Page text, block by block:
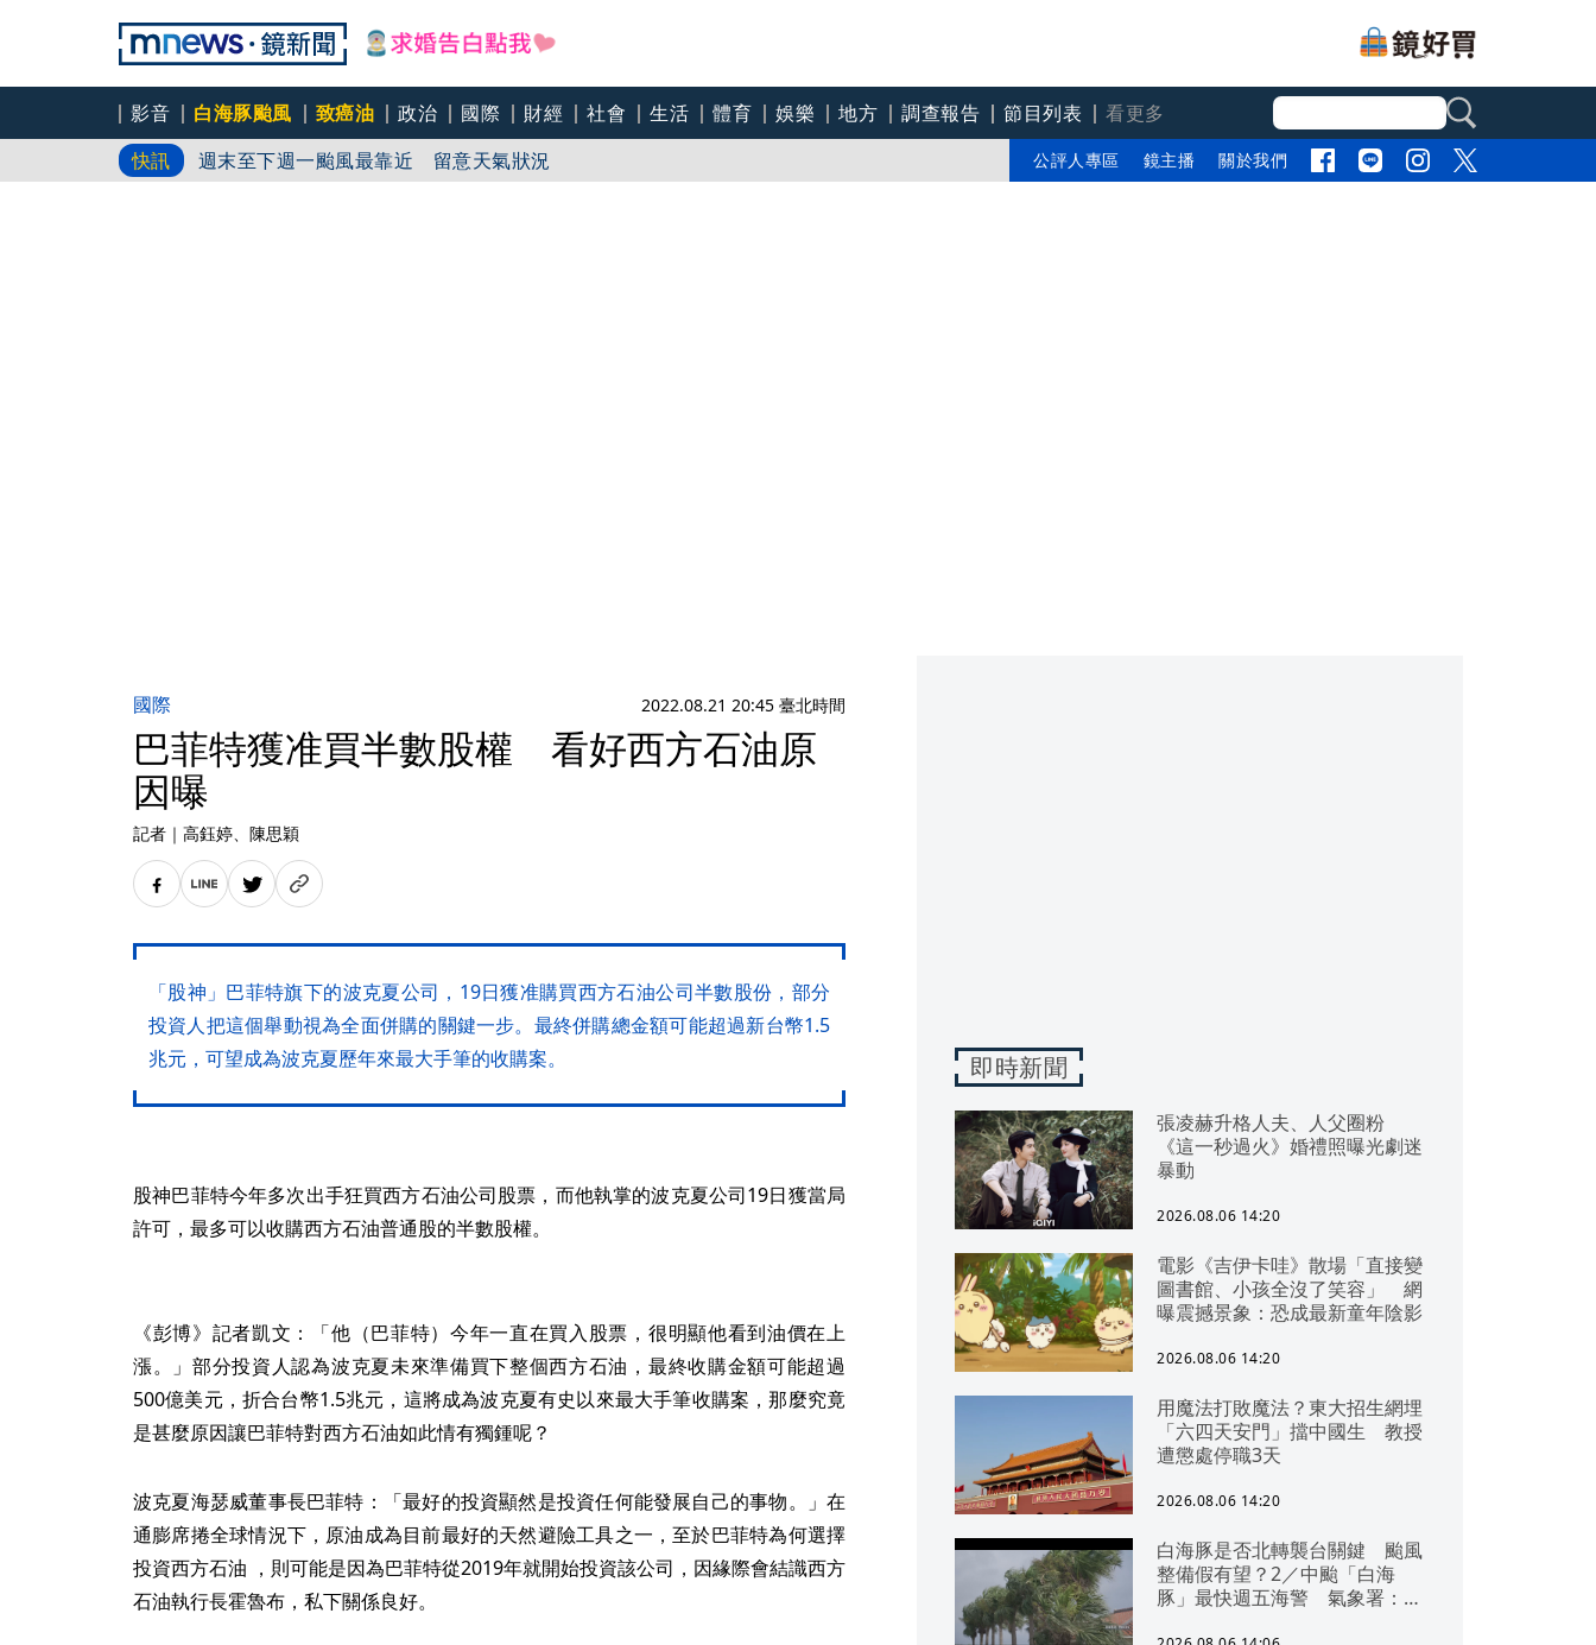
影音 白海豚颱風 致癌油 政治 國際 財經 社會 生活 體育 娛樂 地方 調查報告 節目列表
看更多
快訊
週末至下週一颱風最靠近 留意天氣狀況
只認得「台版蘇志燮」不知姜厚任 昔日小生揭息影內幕：我被當八流演員
公評人專區 鏡主播 關於我們
國際 2022.08.21 20:45 臺北時間
巴菲特獲准買半數股權 看好西方石油原
因曝
記者 ｜ 高鈺婷、陳思穎
「股神」巴菲特旗下的波克夏公司，19日獲准購買西方石油公司半數股份，部分
投資人把這個舉動視為全面併購的關鍵一步。最終併購總金額可能超過新台幣1.5
兆元，可望成為波克夏歷年來最大手筆的收購案。
股神巴菲特今年多次出手狂買西方石油公司股票，而他執掌的波克夏公司19日獲當局
許可，最多可以收購西方石油普通股的半數股權。
《彭博》記者凱文：「他（巴菲特）今年一直在買入股票，很明顯他看到油價在上
漲。」部分投資人認為波克夏未來準備買下整個西方石油，最終收購金額可能超過
500億美元，折合台幣1.5兆元，這將成為波克夏有史以來最大手筆收購案，那麼究竟
是甚麼原因讓巴菲特對西方石油如此情有獨鍾呢？
波克夏海瑟威董事長巴菲特：「最好的投資顯然是投資任何能發展自己的事物。」在
通膨席捲全球情況下，原油成為目前最好的天然避險工具之一，至於巴菲特為何選擇
投資西方石油 ，則可能是因為巴菲特從2019年就開始投資該公司，因緣際會結識西方
石油執行長霍魯布，私下關係良好。
即時新聞
張凌赫升格人夫、人父圈粉
《這一秒過火》婚禮照曝光劇迷
暴動
2026.08.06 14:20
電影《吉伊卡哇》散場「直接變
圖書館、小孩全沒了笑容」 網
曝震撼景象：恐成最新童年陰影
2026.08.06 14:20
用魔法打敗魔法？東大招生網埋
「六四天安門」擋中國生 教授
遭懲處停職3天
2026.08.06 14:20
白海豚是否北轉襲台關鍵 颱風
整備假有望？2／中颱「白海
豚」最快週五海警 氣象署：北